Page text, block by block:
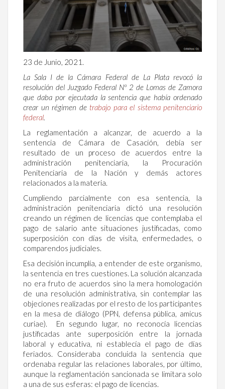
23 de Junio, 2021.
La Sala I de la Cámara Federal de La Plata revocó la
resolución del Juzgado Federal Nº 2 de Lomas de Zamora
que daba por ejecutada la sentencia que había ordenado
crear un régimen de trabajo para el sistema penitenciario
federal
La reglamentación a alcanzar, de acuerdo a la
sentencia de Cámara de Casación, debía ser
resultado de un proceso de acuerdos entre la
administración penitenciaria, la Procuración
Penitenciaria de la Nación y demás actores
relacionados a la materia.
Cumpliendo parcialmente con esa sentencia, la
administración penitenciaria dictó una resolución
creando un régimen de licencias que contemplaba el
pago de salario ante situaciones justificadas, como
superposición con días de visita, enfermedades, o
comparendos judiciales.
Esa decisión incumplía, a entender de este organismo,
la sentencia en tres cuestiones. La solución alcanzada
no era fruto de acuerdos sino la mera homologación
de una resolución administrativa, sin contemplar las
objeciones realizadas por el resto de los participantes
en la mesa de diálogo (PPN, defensa pública, amicus
curiae). En segundo lugar, no reconocía licencias
justificadas ante superposición entre la jornada
laboral y educativa, ni establecía el pago de días
feriados. Consideraba concluida la sentencia que
ordenaba regular las relaciones laborales, por último,
aunque la reglamentación sancionada se limitara solo
a una de sus esferas: el pago de licencias.